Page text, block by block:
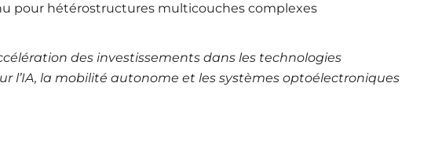
pour hétérostructures multicouches complexes
des investissements dans les technologies
l’IA, la mobilité autonome et les systèmes optoélectroniques